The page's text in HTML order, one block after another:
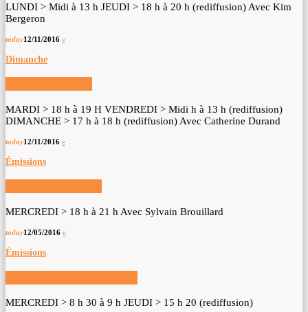
LUNDI > Midi à 13 h JEUDI > 18 h à 20 h (rediffusion) Avec Kim
Bergeron
today12/11/2016
Dimanche
MARDI > 18 h à 19 H VENDREDI > Midi h à 13 h (rediffusion)
DIMANCHE > 17 h à 18 h (rediffusion) Avec Catherine Durand
today12/11/2016
Émissions
MERCREDI > 18 h à 21 h Avec Sylvain Brouillard
today12/05/2016
Émissions
MERCREDI > 8 h 30 à 9 h JEUDI > 15 h 20 (rediffusion)